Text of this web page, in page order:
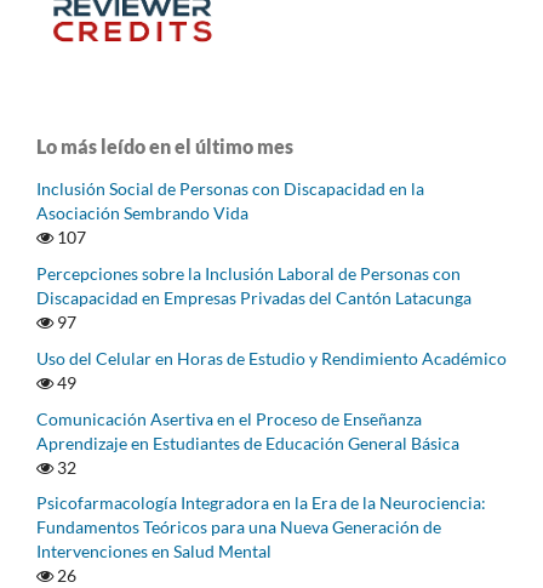
Lo más leído en el último mes
Inclusión Social de Personas con Discapacidad en la
Asociación Sembrando Vida
107
Percepciones sobre la Inclusión Laboral de Personas con
Discapacidad en Empresas Privadas del Cantón Latacunga
97
Uso del Celular en Horas de Estudio y Rendimiento Académico
49
Comunicación Asertiva en el Proceso de Enseñanza
Aprendizaje en Estudiantes de Educación General Básica
32
Psicofarmacología Integradora en la Era de la Neurociencia:
Fundamentos Teóricos para una Nueva Generación de
Intervenciones en Salud Mental
26